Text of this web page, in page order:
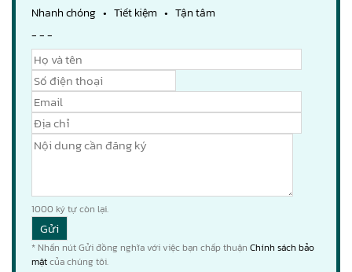
Nhanh chóng • Tiết kiệm • Tận tâm
- - -
1000 ký tự còn lại.
* Nhấn nút Gửi đồng nghĩa với việc bạn chấp thuận Chính sách bảo
mậtcủa chúng tôi.